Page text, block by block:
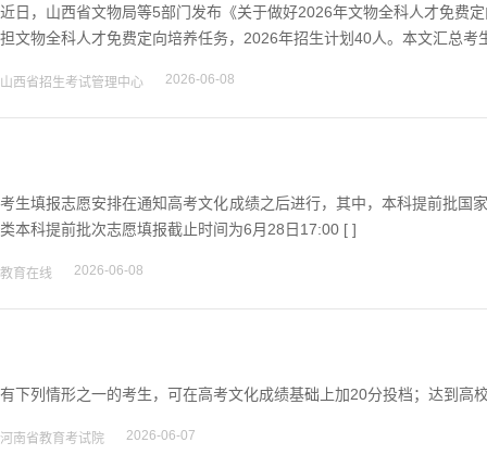
近日，山西省文物局等5部门发布《关于做好2026年文物全科人才免费
担文物全科人才免费定向培养任务，2026年招生计划40人。本文汇总
山西省招生考试管理中心 2026-06-08
考生填报志愿安排在通知高考文化成绩之后进行，其中，本科提前批国
类本科提前批次志愿填报截止时间为6月28日17:00 [ ]
教育在线 2026-06-08
有下列情形之一的考生，可在高考文化成绩基础上加20分投档；达到高
河南省教育考试院 2026-06-07